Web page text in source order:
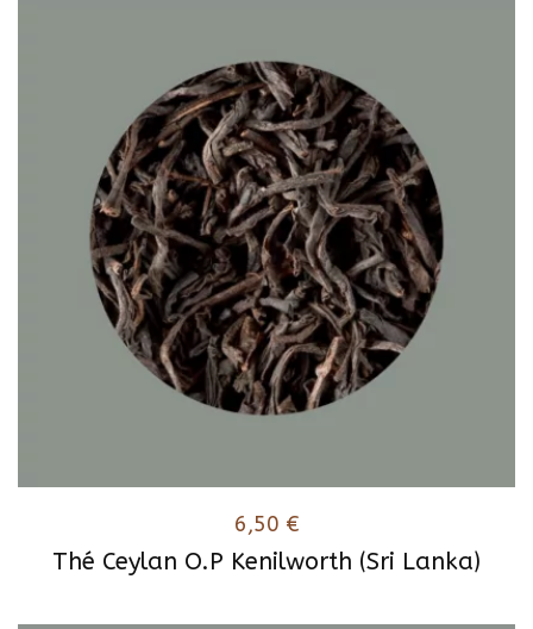
Thé Ceylan O.P Kenilworth (Sri Lanka)
6,50 €